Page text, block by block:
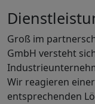
Groß im
GmbH versteht
Wir reagieren
entsprechenden